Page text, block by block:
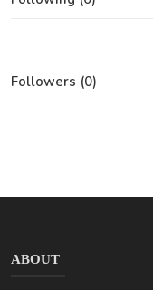
Followers (0)
ABOUT